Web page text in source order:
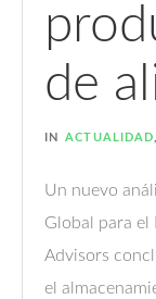
de
IN ACTUALIDAD,
Un nuevo
Global para el
Advisors
el